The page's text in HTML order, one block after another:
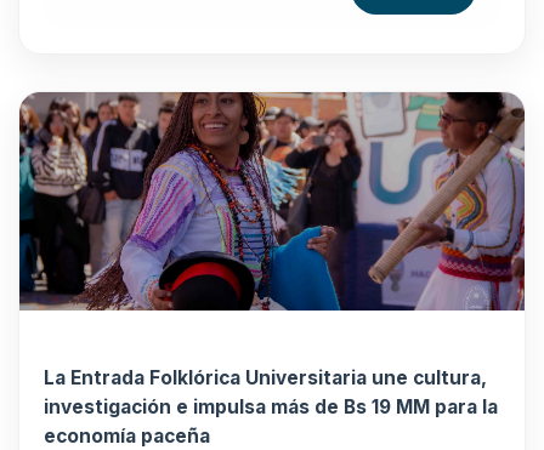
La Entrada Folklórica Universitaria une cultura,
investigación e impulsa más de Bs 19 MM para la
economía paceña